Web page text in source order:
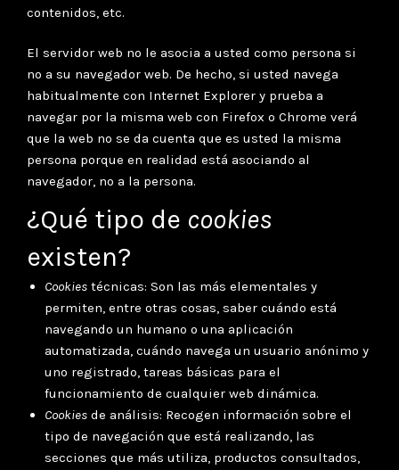
contenidos, etc.
El servidor web no le asocia a usted como persona si
no a su navegador web. De hecho, si usted navega
habitualmente con Internet Explorer y prueba a
navegar por la misma web con Firefox o Chrome verá
que la web no se da cuenta que es usted la misma
persona porque en realidad está asociando al
navegador, no a la persona.
¿Qué tipo de cookies
existen?
Cookies técnicas: Son las más elementales y
permiten, entre otras cosas, saber cuándo está
navegando un humano o una aplicación
automatizada, cuándo navega un usuario anónimo y
uno registrado, tareas básicas para el
funcionamiento de cualquier web dinámica.
Cookies de análisis: Recogen información sobre el
tipo de navegación que está realizando, las
secciones que más utiliza, productos consultados,